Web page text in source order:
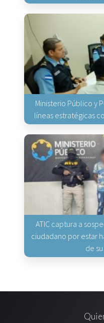
Ministerio Público y
líneas estratégicas
ATIC captura a
ciudadano por estar
de